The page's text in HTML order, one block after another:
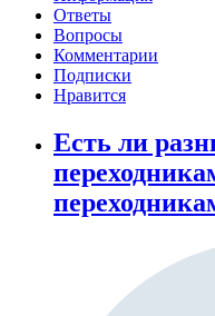
Ответы
Вопросы
Комментарии
Подписки
Нравится
Есть ли